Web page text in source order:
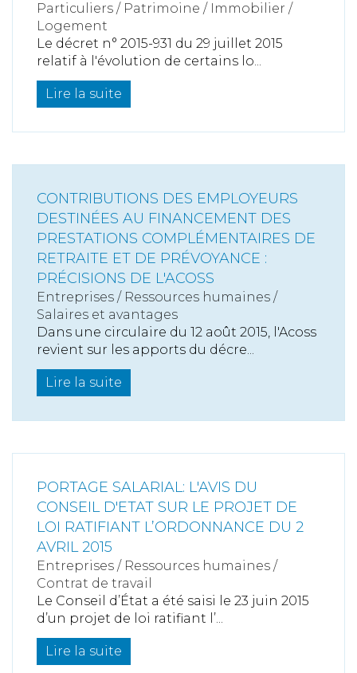
Particuliers / Patrimoine / Immobilier /
Logement
Le décret n° 2015-931 du 29 juillet 2015
relatif à l'évolution de certains lo...
Lire la suite
CONTRIBUTIONS DES EMPLOYEURS
DESTINÉES AU FINANCEMENT DES
PRESTATIONS COMPLÉMENTAIRES DE
RETRAITE ET DE PRÉVOYANCE :
PRÉCISIONS DE L'ACOSS
Entreprises / Ressources humaines /
Salaires et avantages
Dans une circulaire du 12 août 2015, l'Acoss
revient sur les apports du décre...
Lire la suite
PORTAGE SALARIAL: L'AVIS DU
CONSEIL D'ETAT SUR LE PROJET DE
LOI RATIFIANT L’ORDONNANCE DU 2
AVRIL 2015
Entreprises / Ressources humaines /
Contrat de travail
Le Conseil d’État a été saisi le 23 juin 2015
d’un projet de loi ratifiant l’...
Lire la suite